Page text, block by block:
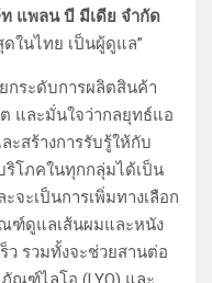
แพลน บี มีเดีย จำกัด
ในไทย เป็นผู้ดูแล”
กระดับการผลิตสินค้า
และมั่นใจว่ากลยุทธ์แอ
ะสร้างการรับรู้ให้กับ
โภคในทุกกลุ่มได้เป็น
จะเป็นการเพิ่มทางเลือก
ฑ์ดูแลเส้นผมและหนัง
ว รวมทั้งจะช่วยสานต่อ